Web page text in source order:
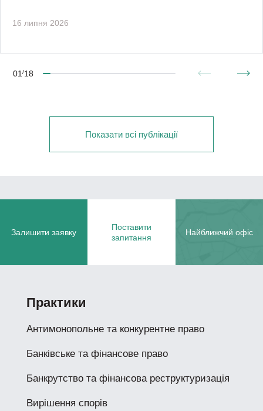
16 липня 2026
01/18
Показати всі публікації
Залишити заявку
Поставити
запитання
Найближчий офіс
Практики
Антимонопольне та конкурентне право
Банківське та фінансове право
Банкрутство та фінансова реструктуризація
Вирішення спорів